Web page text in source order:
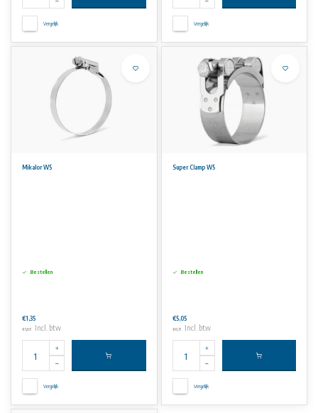
Vergelijk Vergelijk
Mikalor W5
Bestellen
€1,35
€1,63 Incl. btw
Vergelijk
Super Clamp W5
Bestellen
€5,05
€6,11 Incl. btw
Vergelijk